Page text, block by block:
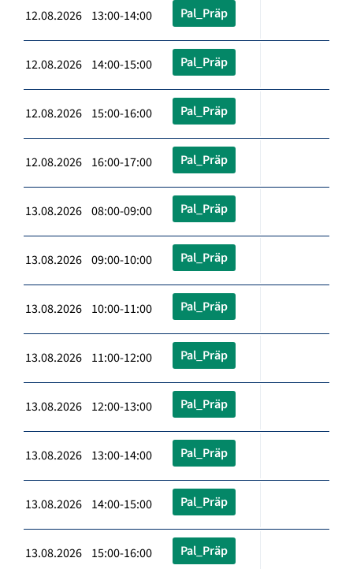
12.08.2026 13:00-14:00 Pal_Präp
12.08.2026 14:00-15:00 Pal_Präp
12.08.2026 15:00-16:00 Pal_Präp
12.08.2026 16:00-17:00 Pal_Präp
13.08.2026 08:00-09:00 Pal_Präp
13.08.2026 09:00-10:00 Pal_Präp
13.08.2026 10:00-11:00 Pal_Präp
13.08.2026 11:00-12:00 Pal_Präp
13.08.2026 12:00-13:00 Pal_Präp
13.08.2026 13:00-14:00 Pal_Präp
13.08.2026 14:00-15:00 Pal_Präp
13.08.2026 15:00-16:00 Pal_Präp